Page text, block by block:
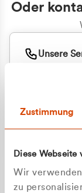
Zustimmung
Diese Webseite
Wir
zu
Oder
Unsere
+49 177